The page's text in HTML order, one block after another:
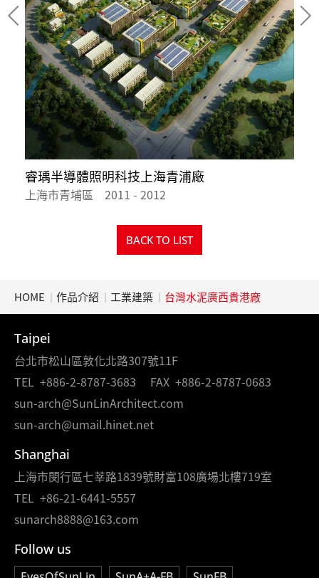
睿瑀半導體照明科技上海青浦廠
上海市青埔區 2011 - 2012
BACK TO LIST
HOME 作品介紹 工業建築 台灣水泥廣西貴港廠
Taipei
台北市松山區敦化北路307號11F
TEL +886-2-8787-3683 FAX +886-2-8787-0683
sun-arch@SunLinArchitect.com
sun-arch@umail.hinet.net
Shanghai
上海市閔行區七莘路1839號財富108廣場北樓719室
TEL +86-21-6441-5557
sunarch8888@163.com
Follow us